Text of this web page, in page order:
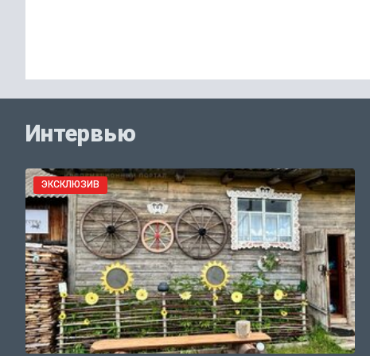
Интервью
ЭКСКЛЮЗИВ